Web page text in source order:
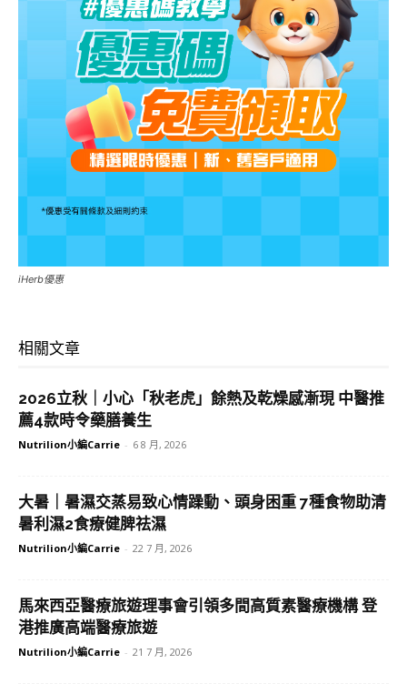
iHerb優惠
相關文章
2026立秋｜小心「秋老虎」餘熱及乾燥感漸現 中醫推
薦4款時令藥膳養生
Nutrilion小編Carrie - 6 8 月, 2026
大暑｜暑濕交蒸易致心情躁動、頭身困重 7種食物助清
暑利濕2食療健脾祛濕
Nutrilion小編Carrie - 22 7 月, 2026
馬來西亞醫療旅遊理事會引領多間高質素醫療機構 登
港推廣高端醫療旅遊
Nutrilion小編Carrie - 21 7 月, 2026